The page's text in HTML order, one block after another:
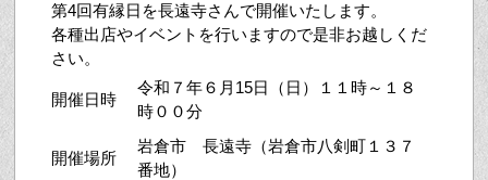
第4回有縁日を長遠寺さんで開催いたします。
各種出店やイベントを行いますので是非お越しくだ
さい。
開催日時
令和７年６月15日（日）１１時～１８
時００分
開催場所
岩倉市 長遠寺（岩倉市八剣町１３７
番地）